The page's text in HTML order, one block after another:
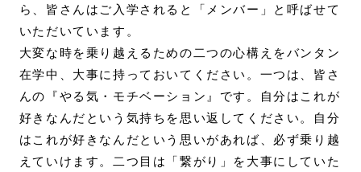
ら、皆さんはご入学されると「メンバー」と呼ばせて
いただいています。
大変な時を乗り越えるための二つの心構えをバンタン
在学中、大事に持っておいてください。一つは、皆さ
んの『やる気・モチベーション』です。自分はこれが
好きなんだという気持ちを思い返してください。自分
はこれが好きなんだという思いがあれば、必ず乗り越
えていけます。二つ目は「繋がり」を大事にしていた